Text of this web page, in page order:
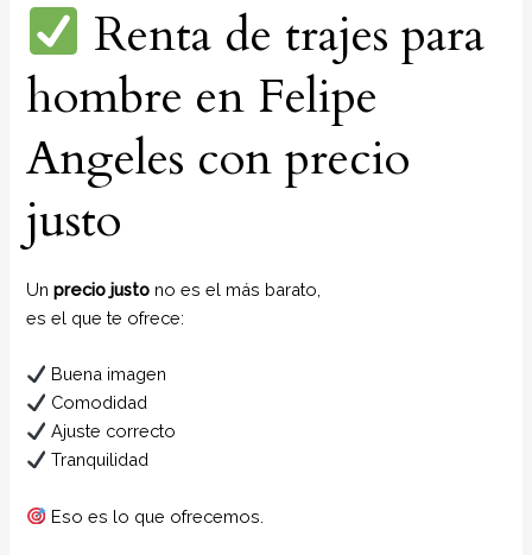
Renta de trajes para
hombre en Felipe
Angeles con precio
justo
Unprecio justo no es el más barato,
es el que te ofrece:
Buena imagen
Comodidad
Ajuste correcto
Tranquilidad
Eso es lo que ofrecemos.